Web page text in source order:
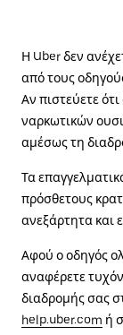
Η Uber δεν
από τους
Αν πιστεύετε
ναρκωτικών
αμέσως τη
Τα
πρόσθετους
ανεξάρτητα και
Αφού ο οδηγός
αναφέρετε
διαδρομής σας
help.uber.com ή